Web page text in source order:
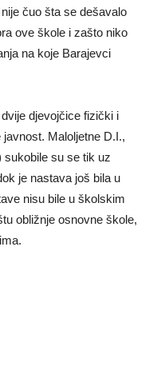
čuo šta se dešavalo
ove škole i zašto niko
na koje Barajevci
djevojčice fizički i
Maloljetne D.I.,
sukobile su se tik uz
je nastava još bila u
nisu bile u školskim
obližnje osnovne škole,